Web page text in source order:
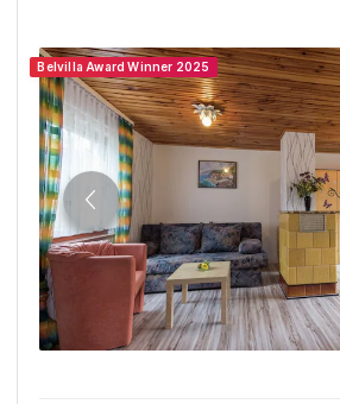
Belvilla Award Winner 2025